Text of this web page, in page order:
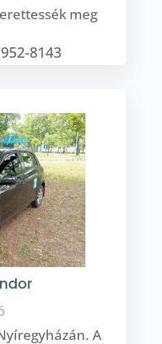
meg
8143
A